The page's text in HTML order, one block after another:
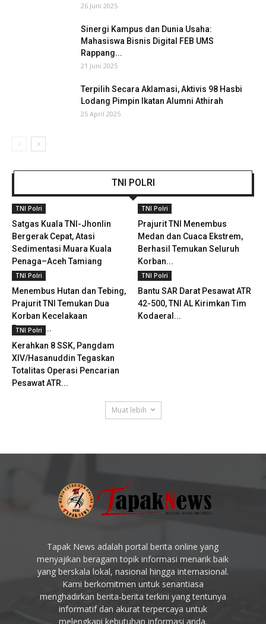
26 Juni 2025
Sinergi Kampus dan Dunia Usaha:
Mahasiswa Bisnis Digital FEB UMS
Rappang...
21 Juni 2025
Terpilih Secara Aklamasi, Aktivis 98 Hasbi
Lodang Pimpin Ikatan Alumni Athirah
25 April 2025
TNI POLRI
TNI Polri
Satgas Kuala TNI-Jhonlin
Bergerak Cepat, Atasi
Sedimentasi Muara Kuala
Penaga–Aceh Tamiang
TNI Polri
Prajurit TNI Menembus
Medan dan Cuaca Ekstrem,
Berhasil Temukan Seluruh
Korban...
TNI Polri
Menembus Hutan dan Tebing,
Prajurit TNI Temukan Dua
Korban Kecelakaan
Pesawat...
TNI Polri
Bantu SAR Darat Pesawat ATR
42-500, TNI AL Kirimkan Tim
Kodaeral...
TNI Polri
Kerahkan 8 SSK, Pangdam
XIV/Hasanuddin Tegaskan
Totalitas Operasi Pencarian
Pesawat ATR...
Muat lebih
Tapak News adalah portal berita online yang
menyajikan beragam topik informasi menarik baik
yang berskala lokal, nasional hingga internasional.
Kami berkomitmen untuk senantiasa
menghadirkan berita-berita terkini yang tentunya
informatif dan akurat terpercaya untuk
melengkapi kebutuhan informasi anda.